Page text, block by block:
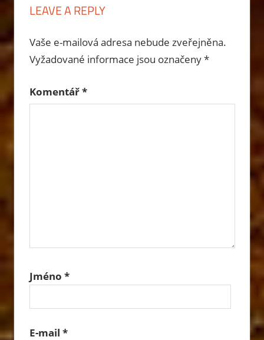
LEAVE A REPLY
Vaše e-mailová adresa nebude zveřejněna.
Vyžadované informace jsou označeny*
Komentář*
Jméno *
E-mail *